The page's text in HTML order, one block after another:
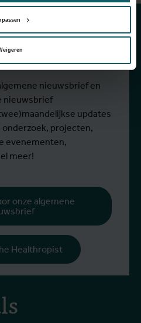
nieuwsbrief en
nieuwsbrief
updates
projecten,
evenementen,
meer!
onze algemene
Healthropist